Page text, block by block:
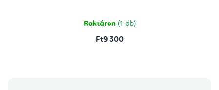
csillag.
Raktáron (1 db)
Ft9 300